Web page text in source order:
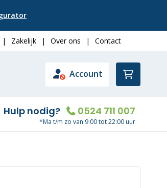
| Zakelijk | Over ons | Contact
Account
Hulp nodig? 0524 711 007
*Ma t/m zo van 9:00 tot 22:00 uur